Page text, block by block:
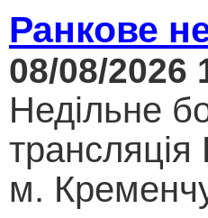
Ранкове
08/08/2026
Недільне
м.